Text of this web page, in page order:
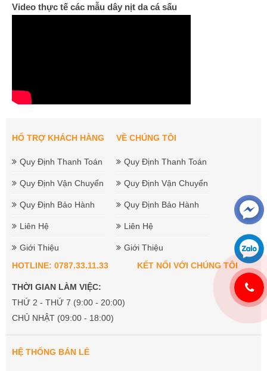
Video thực tế các mẫu dây nịt da cá sấu
HỔ TRỢ KHÁCH HÀNG
Quy Định Thanh Toán
Quy Định Vận Chuyển
Quy Định Bảo Hành
Liên Hệ
Giới Thiệu
VỀ CHÚNG TÔI
Quy Định Thanh Toán
Quy Định Vận Chuyển
Quy Định Bảo Hành
Liên Hệ
Giới Thiệu
HOTLINE: 0787.33.11.33
THỜI GIAN LÀM VIỆC:
THỨ 2 - THỨ 7 (9:00 - 20:00)
CHỦ NHẬT (09:00 - 18:00)
KẾT NỐI VỚI CHÚNG TÔI
HỆ THỐNG BÁN LẺ